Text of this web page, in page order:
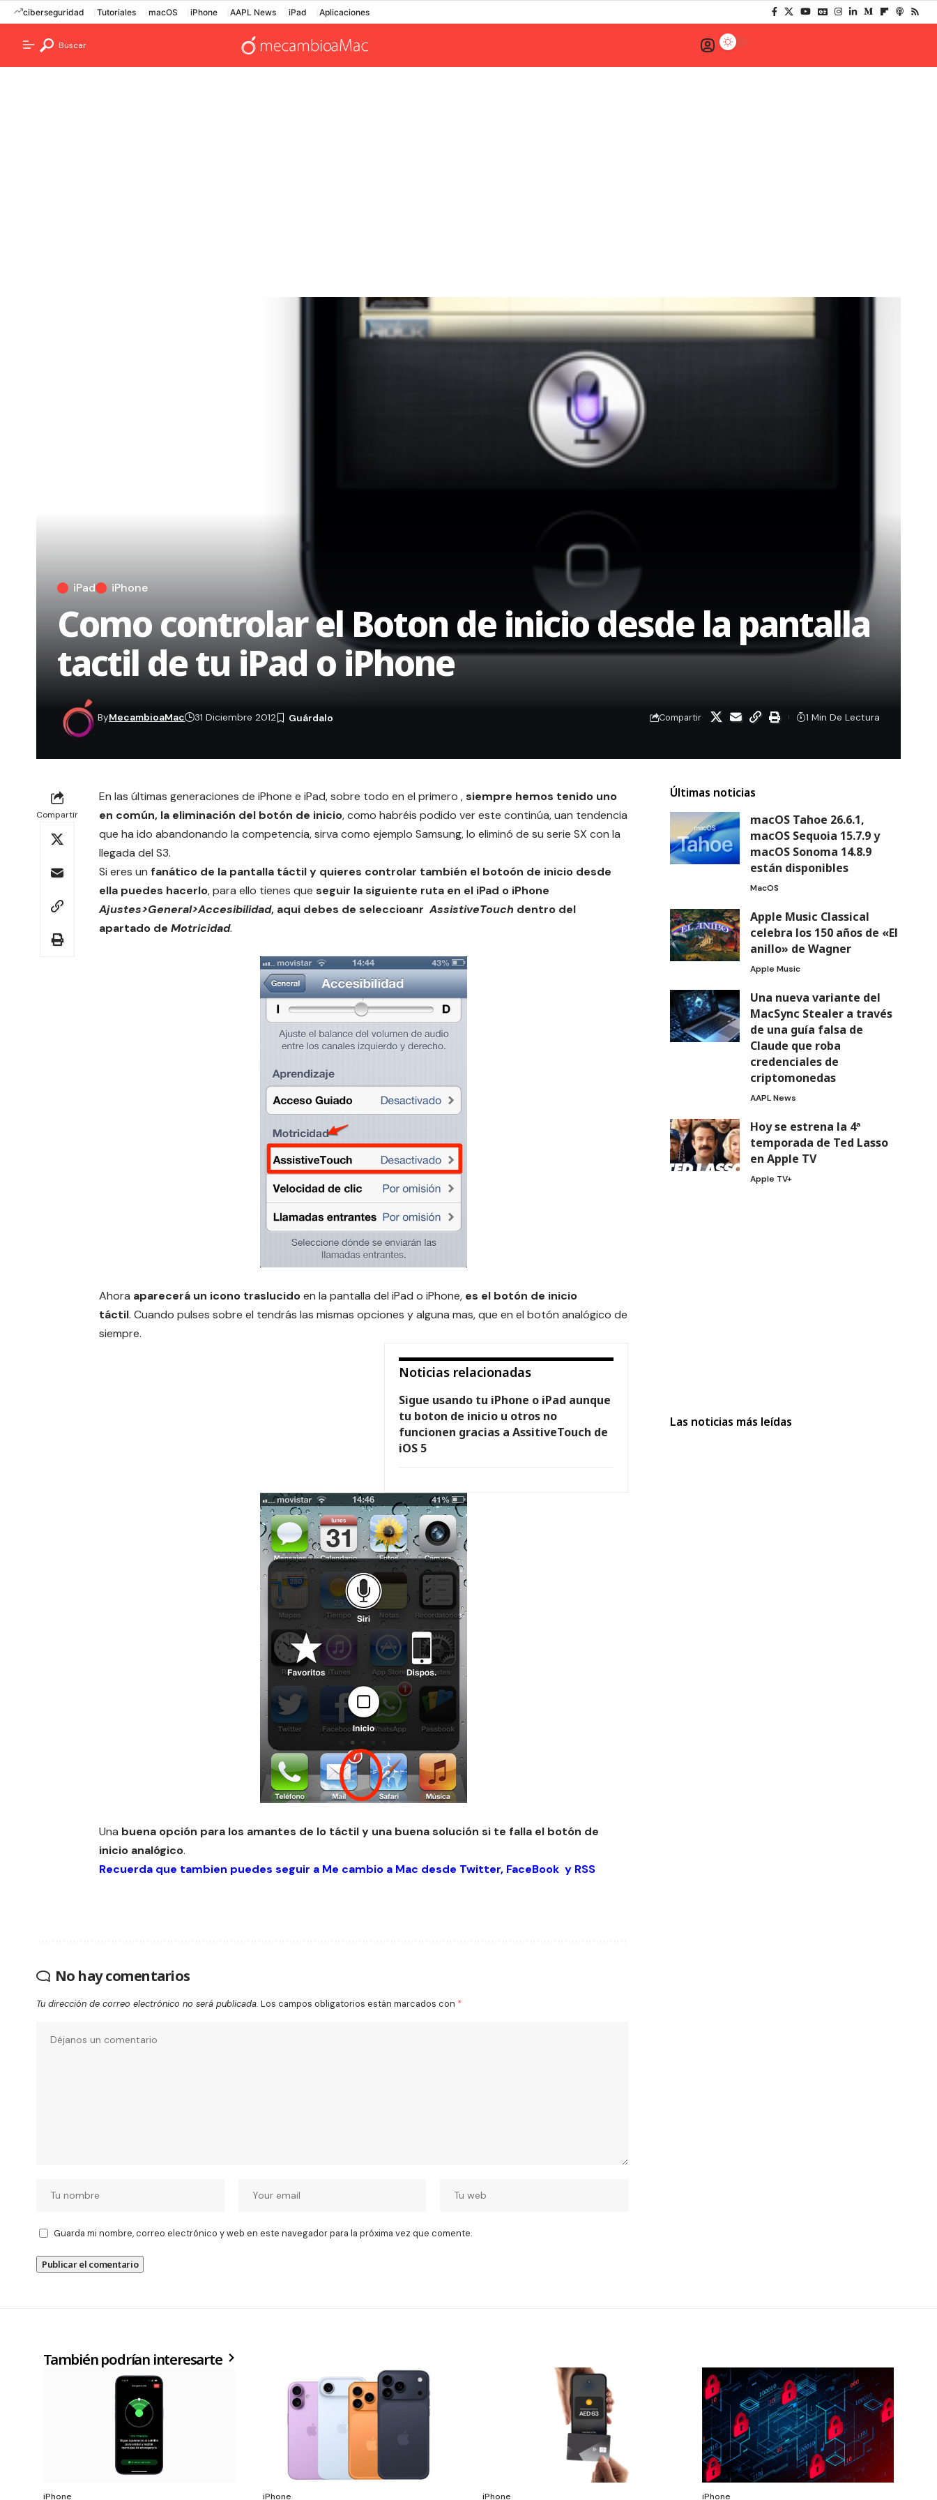
ciberseguridad Tutoriales macOS iPhone AAPL News iPad Aplicaciones
Buscar
iPad iPhone
Como controlar el Boton de inicio desde la pantalla
tactil de tu iPad o iPhone
ByMecambioaMac 31 Diciembre 2012 Compartir 1 Min De Lectura
Compartir
En las últimas generaciones de iPhone e iPad, sobre todo en el primero ,siempre hemos tenido uno
en común, la eliminación del botón de inicio, como habréis podido ver este continúa, uan tendencia
que ha ido abandonando la competencia, sirva como ejemplo Samsung, lo eliminó de su serie SX con la
llegada del S3.
Si eres un fanático de la pantalla táctil y quieres controlar también el botoón de inicio desde
ella puedes hacerlo, para ello tienes que seguir la siguiente ruta en el iPad o iPhone
Ajustes>General>Accesibilidad, aqui debes de seleccioanrAssistiveTouch dentro del
apartado de Motricidad.
Ahora aparecerá un icono traslucidoen la pantalla del iPad o iPhone, es el botón de inicio
táctil. Cuando pulses sobre el tendrás las mismas opciones y alguna mas, que en el botón analógico de
siempre.
Noticias relacionadas
Sigue usando tu iPhone o iPad aunque
tu boton de inicio u otros no
funcionen gracias a AssitiveTouch de
iOS 5
Una buena opción para los amantes de lo táctil y una buena solución si te falla el botón de
inicio analógico.
Recuerda que tambien puedes seguir a Me cambio a Mac desde Twitter, FaceBook y RSS
No hay comentarios
Tu dirección de correo electrónico no será publicada. Los campos obligatorios están marcados con *
Guarda mi nombre, correo electrónico y web en este navegador para la próxima vez que comente.
Últimas noticias
macOS Tahoe 26.6.1,
macOS Sequoia 15.7.9 y
macOS Sonoma 14.8.9
están disponibles
MacOS
Apple Music Classical
celebra los 150 años de «El
anillo» de Wagner
Apple Music
Una nueva variante del
MacSync Stealer a través
de una guía falsa de
Claude que roba
credenciales de
criptomonedas
AAPL News
Hoy se estrena la 4ª
temporada de Ted Lasso
en Apple TV
Apple TV+
Las noticias más leídas
También podrían interesarte
iPhone iPhone iPhone iPhone